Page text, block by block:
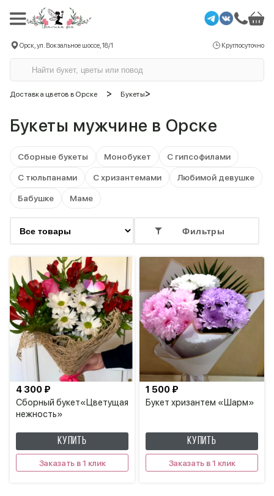
Орск, ул. Вокзальное шоссе, 18/1 Круглосуточно
Доставка цветов в Орске > Букеты>
Букеты мужчине в Орске
Сборные букеты Монобукет С гипсофилами
С тюльпанами С хризантемами Любимой девушке
Бабушке Маме
Фильтры
Сборный букет«Цветущая
нежность»
4 300 ₽
КУПИТЬ
Заказать в 1 клик
Букет хризантем «Шарм»
1 500 ₽
КУПИТЬ
Заказать в 1 клик